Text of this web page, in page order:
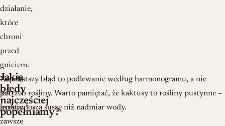
działanie,
które
chroni
przed
gniciem.
Zasada
jest
prosta:
zawsze
Jakie
błędy
najczęściej
popełniamy?
Najczęstszy błąd to podlewanie według harmonogramu, a nie
potrzeb rośliny. Warto pamiętać, że kaktusy to rośliny pustynne –
lepiej znoszą suszę niż nadmiar wody.